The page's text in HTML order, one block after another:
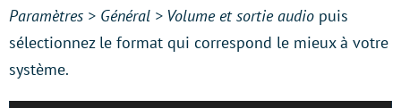
Paramètres > Général > Volume et sortie audio puis
sélectionnez le format qui correspond le mieux à votre
système.